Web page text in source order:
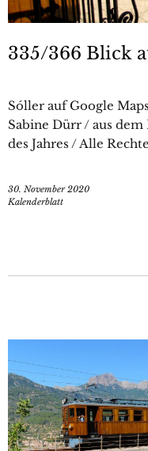
335/366 Blick
Sóller auf Google
Sabine Dürr / aus
des Jahres / Alle
30. November 2020
Kalenderblatt